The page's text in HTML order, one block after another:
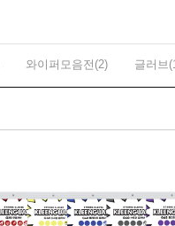
와이퍼모음전(2) 글러브